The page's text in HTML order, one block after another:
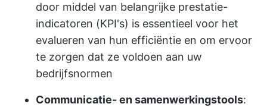
door middel van belangrijke prestatie-
indicatoren (KPI's) is essentieel voor het
evalueren van hun efficiëntie en om ervoor
te zorgen dat ze voldoen aan uw
bedrijfsnormen
Communicatie- en samenwerkingstools: